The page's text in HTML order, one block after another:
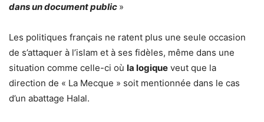
dans un document public »
Les politiques français ne ratent plus une seule occasion
de s’attaquer à l’islam et à ses fidèles, même dans une
situation comme celle-ci où la logique veut que la
direction de « La Mecque » soit mentionnée dans le cas
d’un abattage Halal.